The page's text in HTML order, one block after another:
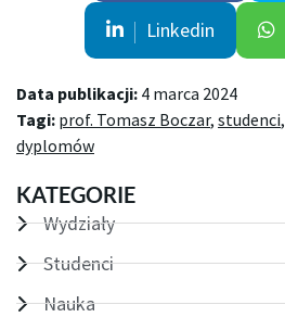
Linkedin
Data publikacji: 4 marca 2024
Tagi: prof. Tomasz Boczar, studenci,
dyplomów
KATEGORIE
Wydziały
Studenci
Nauka